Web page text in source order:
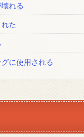
れる
た
に使用される